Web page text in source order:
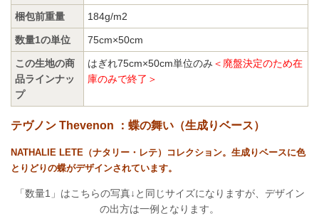
梱包前重量 184g/m2
数量1の単位 75cm×50cm
この生地の商
品ラインナッ
プ
はぎれ75cm×50cm単位のみ ＜廃盤決定のため在
庫のみで終了＞
テヴノン Thevenon ：蝶の舞い（生成りベース）
NATHALIE LETE（ナタリー・レテ）コレクション。生成りベースに色
とりどりの蝶がデザインされています。
「数量1」はこちらの写真↓と同じサイズになりますが、デザイン
の出方は一例となります。